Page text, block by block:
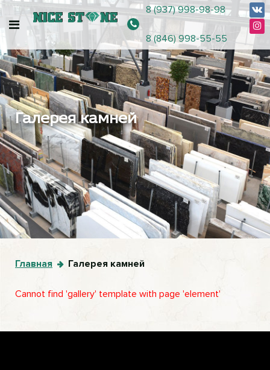
8 (937) 998-98-98
8 (846) 998-55-55
Галерея камней
Главная Галерея камней
Cannot find 'gallery' template with page 'element'